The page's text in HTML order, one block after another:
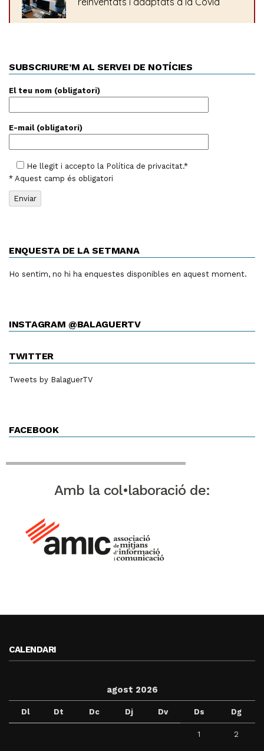
SUBSCRIURE’M AL SERVEI DE NOTÍCIES
El teu nom (obligatori)
E-mail (obligatori)
He llegit i accepto la Política de privacitat.*
* Aquest camp és obligatori
ENQUESTA DE LA SETMANA
Ho sentim, no hi ha enquestes disponibles en aquest moment.
INSTAGRAM @BALAGUERTV
TWITTER
Tweets by BalaguerTV
FACEBOOK
Amb la col•laboració de:
CALENDARI
agost 2026
Dl Dt Dc Dj Dv Ds Dg
1 2